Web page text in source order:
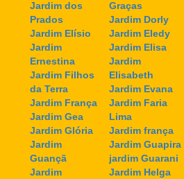
Jardim dos
Prados
Jardim Elísio
Jardim
Ernestina
Jardim Filhos
da Terra
Jardim França
Jardim Gea
Jardim Glória
Jardim
Guançã
Jardim
Graças
Jardim Dorly
Jardim Eledy
Jardim Elisa
Jardim
Elisabeth
Jardim Evana
Jardim Faria
Lima
Jardim frança
Jardim Guapira
jardim Guarani
Jardim Helga